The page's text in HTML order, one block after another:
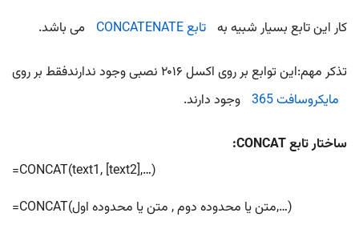
کار این تابع بسیار شبیه به تابع CONCATENATE می باشد.
تذکر مهم:این توابع بر روی اکسل ۲۰۱۶ نصبی وجود ندارندفقط بر روی
مایکروسافت 365
وجود دارند.
ساختار تابع CONCAT:
=CONCAT(text1, [text2],…)
=CONCAT(متن یا محدوده دوم , متن یا محدوده اول,…)